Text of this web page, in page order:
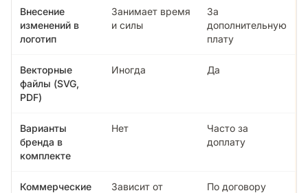
Внесение
изменений в
логотип
Занимает время
и силы
За
дополнительную
плату
Векторные
файлы (SVG,
PDF)
Иногда Да
Варианты
бренда в
комплекте
Нет
Часто за
доплату
Коммерческие
Зависит от
По договору